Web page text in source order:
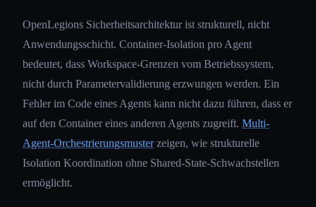
OpenLegions Sicherheitsarchitektur ist strukturell, nicht
Anwendungsschicht. Container-Isolation pro Agent
bedeutet, dass Workspace-Grenzen vom Betriebssystem,
nicht durch Parametervalidierung erzwungen werden. Ein
Fehler im Code eines Agents kann nicht dazu führen, dass er
auf den Container eines anderen Agents zugreift. Multi-
Agent-Orchestrierungsmusterzeigen, wie strukturelle
Isolation Koordination ohne Shared-State-Schwachstellen
ermöglicht.